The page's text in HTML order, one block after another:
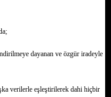
dayanan ve özgür iradeyle
verilerle eşleştirilerek dahi hiçbir